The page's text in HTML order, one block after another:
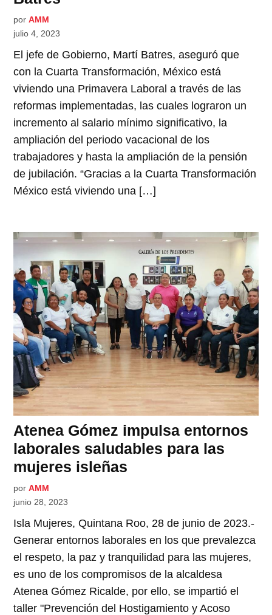
por AMM
julio 4, 2023
El jefe de Gobierno, Martí Batres, aseguró que
con la Cuarta Transformación, México está
viviendo una Primavera Laboral a través de las
reformas implementadas, las cuales lograron un
incremento al salario mínimo significativo, la
ampliación del periodo vacacional de los
trabajadores y hasta la ampliación de la pensión
de jubilación. “Gracias a la Cuarta Transformación
México está viviendo una […]
Atenea Gómez impulsa entornos
laborales saludables para las
mujeres isleñas
por AMM
junio 28, 2023
Isla Mujeres, Quintana Roo, 28 de junio de 2023.-
Generar entornos laborales en los que prevalezca
el respeto, la paz y tranquilidad para las mujeres,
es uno de los compromisos de la alcaldesa
Atenea Gómez Ricalde, por ello, se impartió el
taller "Prevención del Hostigamiento y Acoso